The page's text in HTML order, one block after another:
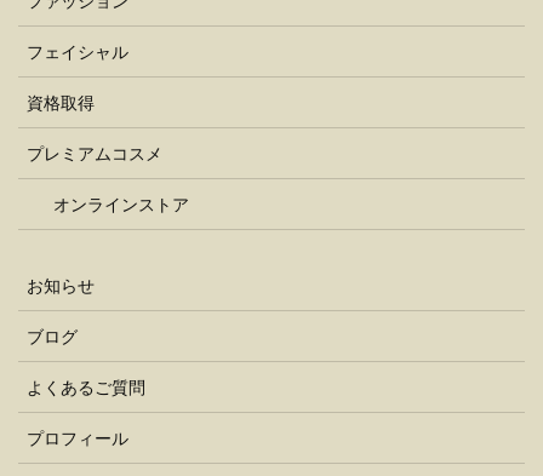
フェイシャル
資格取得
プレミアムコスメ
オンラインストア
お知らせ
ブログ
よくあるご質問
プロフィール